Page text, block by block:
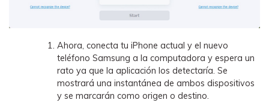
Ahora, conecta tu iPhone actual y el nuevo
teléfono Samsung a la computadora y espera un
rato ya que la aplicación los detectaría. Se
mostrará una instantánea de ambos dispositivos
y se marcarán como origen o destino.